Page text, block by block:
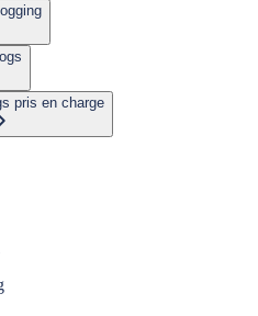
pris en charge